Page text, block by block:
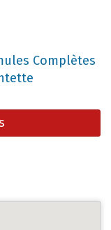
Complètes